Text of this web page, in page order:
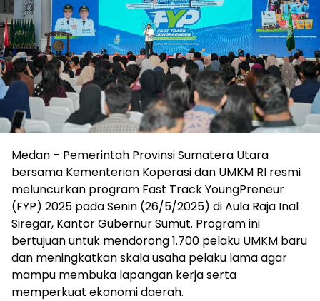
Medan – Pemerintah Provinsi Sumatera Utara
bersama Kementerian Koperasi dan UMKM RI resmi
meluncurkan program Fast Track YoungPreneur
(FYP) 2025 pada Senin (26/5/2025) di Aula Raja Inal
Siregar, Kantor Gubernur Sumut. Program ini
bertujuan untuk mendorong 1.700 pelaku UMKM baru
dan meningkatkan skala usaha pelaku lama agar
mampu membuka lapangan kerja serta
memperkuat ekonomi daerah.